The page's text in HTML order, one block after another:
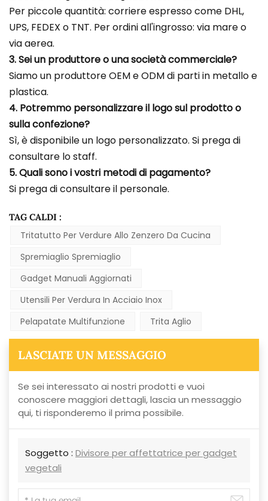
Per piccole quantità: corriere espresso come DHL,
UPS, FEDEX o TNT. Per ordini all'ingrosso: via mare o
via aerea.
3. Sei un produttore o una società commerciale?
Siamo un produttore OEM e ODM di parti in metallo e
plastica.
4. Potremmo personalizzare il logo sul prodotto o
sulla confezione?
Sì, è disponibile un logo personalizzato. Si prega di
consultare lo staff.
5. Quali sono i vostri metodi di pagamento?
Si prega di consultare il personale.
TAG CALDI :
Tritatutto Per Verdure Allo Zenzero Da Cucina
Spremiaglio Spremiaglio
Gadget Manuali Aggiornati
Utensili Per Verdura In Acciaio Inox
Pelapatate Multifunzione
Trita Aglio
LASCIATE UN MESSAGGIO
Se sei interessato ai nostri prodotti e vuoi
conoscere maggiori dettagli, lascia un messaggio
qui, ti risponderemo il prima possibile.
Soggetto : Divisore per affettatrice per gadget
vegetali